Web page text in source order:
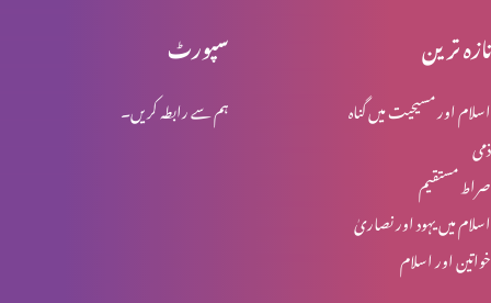
اخلاقی احتساب : اجر عظیم (حصہ 1)
اخلاقی احتساب: پہاڑی واعظ (حصہ 4)
سپورٹ
ہم سے رابطہ کریں۔
تازہ ترین
اسلام اور مسیحیت میں گناہ
ذمی
صراط مستقیم
اسلام میں یہود اور نصاریٰ
خواتین اور اسلام